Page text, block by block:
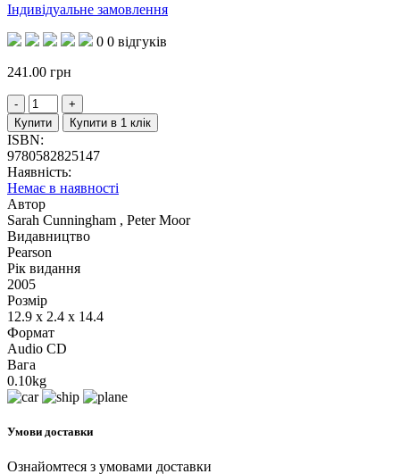
Індивідуальне замовлення
0 0 відгуків
241.00 грн
Купити Купити в 1 клік
ISBN:
9780582825147
Наявність:
Немає в наявності
Автор
Sarah Cunningham , Peter Moor
Видавництво
Pearson
Рік видання
2005
Розмір
12.9 x 2.4 x 14.4
Формат
Audio CD
Вага
0.10kg
Умови доставки
Ознайомтеся з умовами доставки